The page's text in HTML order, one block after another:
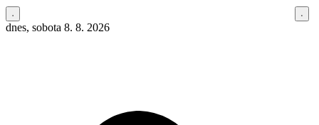
dnes, sobota 8. 8. 2026